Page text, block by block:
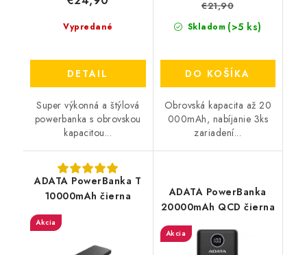
Vypredané
DETAIL
Super výkonná a štýlová
powerbanka s obrovskou
kapacitou...
Skladom (>5 ks)
€21,90
DO KOŠÍKA
Obrovská kapacita až 20
000mAh, nabíjanie 3ks
zariadení...
ADATA PowerBanka T
10000mAh čierna
Akcia
ADATA PowerBanka
20000mAh QCD čierna
Akcia